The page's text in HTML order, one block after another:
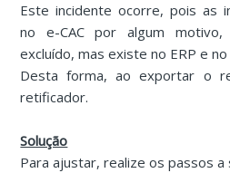
Este incidente ocorre, pois as
no e-CAC por algum
excluído, mas existe no ERP e
Desta forma, ao exportar o
retificador.
Solução
Para ajustar, realize os passos a